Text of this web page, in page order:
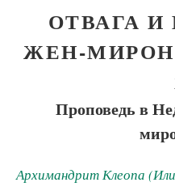
ОТВАГА
ЖЕН-
Проповедь в
Архимандрит Клеопа